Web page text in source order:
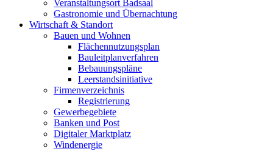
Veranstaltungsort Badsaal
Gastronomie und Übernachtung
Wirtschaft & Standort
Bauen und Wohnen
Flächennutzungsplan
Bauleitplanverfahren
Bebauungspläne
Leerstandsinitiative
Firmenverzeichnis
Registrierung
Gewerbegebiete
Banken und Post
Digitaler Marktplatz
Windenergie